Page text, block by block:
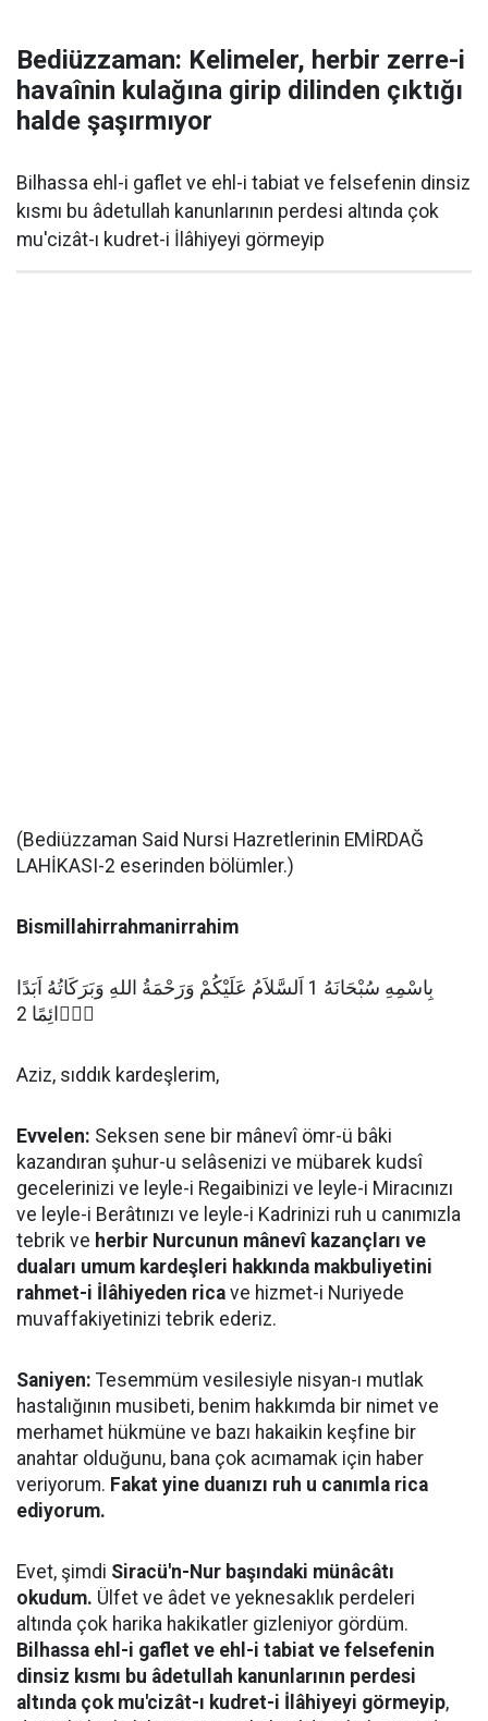
Bediüzzaman: Kelimeler, herbir zerre-i
havaînin kulağına girip dilinden çıktığı
halde şaşırmıyor
Bilhassa ehl-i gaflet ve ehl-i tabiat ve felsefenin dinsiz
kısmı bu âdetullah kanunlarının perdesi altında çok
mu'cizât-ı kudret-i İlâhiyeyi görmeyip
(Bediüzzaman Said Nursi Hazretlerinin EMİRDAĞ
LAHİKASI-2 eserinden bölümler.)
Bismillahirrahmanirrahim
بِاسْمِهِ سُبْحَانَهُ 1 اَلسَّلاَمُ عَلَيْكُمْ وَرَحْمَةُ اللهِ وَبَرَكَاتُهُ اَبَدًا
دَۤائِمًا 2
Aziz, sıddık kardeşlerim,
Evvelen: Seksen sene bir mânevî ömr-ü bâki
kazandıran şuhur-u selâsenizi ve mübarek kudsî
gecelerinizi ve leyle-i Regaibinizi ve leyle-i Miracınızı
ve leyle-i Berâtınızı ve leyle-i Kadrinizi ruh u canımızla
tebrik ve herbir Nurcunun mânevî kazançları ve
duaları umum kardeşleri hakkında makbuliyetini
rahmet-i İlâhiyeden rica ve hizmet-i Nuriyede
muvaffakiyetinizi tebrik ederiz.
Saniyen: Tesemmüm vesilesiyle nisyan-ı mutlak
hastalığının musibeti, benim hakkımda bir nimet ve
merhamet hükmüne ve bazı hakaikin keşfine bir
anahtar olduğunu, bana çok acımamak için haber
veriyorum. Fakat yine duanızı ruh u canımla rica
ediyorum.
Evet, şimdi Siracü'n-Nur başındaki münâcâtı
okudum. Ülfet ve âdet ve yeknesaklık perdeleri
altında çok harika hakikatler gizleniyor gördüm.
Bilhassa ehl-i gaflet ve ehl-i tabiat ve felsefenin
dinsiz kısmı bu âdetullah kanunlarının perdesi
altında çok mu'cizât-ı kudret-i İlâhiyeyi görmeyip,